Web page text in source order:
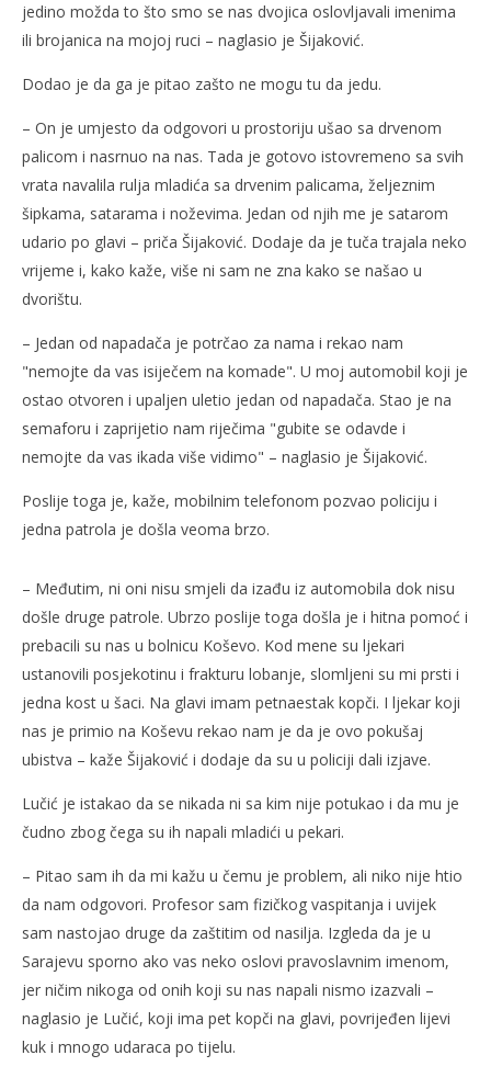
jedino možda to što smo se nas dvojica oslovljavali imenima
ili brojanica na mojoj ruci – naglasio je Šijaković.
Dodao je da ga je pitao zašto ne mogu tu da jedu.
– On je umjesto da odgovori u prostoriju ušao sa drvenom
palicom i nasrnuo na nas. Tada je gotovo istovremeno sa svih
vrata navalila rulja mladića sa drvenim palicama, željeznim
šipkama, satarama i noževima. Jedan od njih me je satarom
udario po glavi – priča Šijaković. Dodaje da je tuča trajala neko
vrijeme i, kako kaže, više ni sam ne zna kako se našao u
dvorištu.
– Jedan od napadača je potrčao za nama i rekao nam
"nemojte da vas isiječem na komade". U moj automobil koji je
ostao otvoren i upaljen uletio jedan od napadača. Stao je na
semaforu i zaprijetio nam riječima "gubite se odavde i
nemojte da vas ikada više vidimo" – naglasio je Šijaković.
Poslije toga je, kaže, mobilnim telefonom pozvao policiju i
jedna patrola je došla veoma brzo.
– Međutim, ni oni nisu smjeli da izađu iz automobila dok nisu
došle druge patrole. Ubrzo poslije toga došla je i hitna pomoć i
prebacili su nas u bolnicu Koševo. Kod mene su ljekari
ustanovili posjekotinu i frakturu lobanje, slomljeni su mi prsti i
jedna kost u šaci. Na glavi imam petnaestak kopči. I ljekar koji
nas je primio na Koševu rekao nam je da je ovo pokušaj
ubistva – kaže Šijaković i dodaje da su u policiji dali izjave.
Lučić je istakao da se nikada ni sa kim nije potukao i da mu je
čudno zbog čega su ih napali mladići u pekari.
– Pitao sam ih da mi kažu u čemu je problem, ali niko nije htio
da nam odgovori. Profesor sam fizičkog vaspitanja i uvijek
sam nastojao druge da zaštitim od nasilja. Izgleda da je u
Sarajevu sporno ako vas neko oslovi pravoslavnim imenom,
jer ničim nikoga od onih koji su nas napali nismo izazvali –
naglasio je Lučić, koji ima pet kopči na glavi, povrijeđen lijevi
kuk i mnogo udaraca po tijelu.